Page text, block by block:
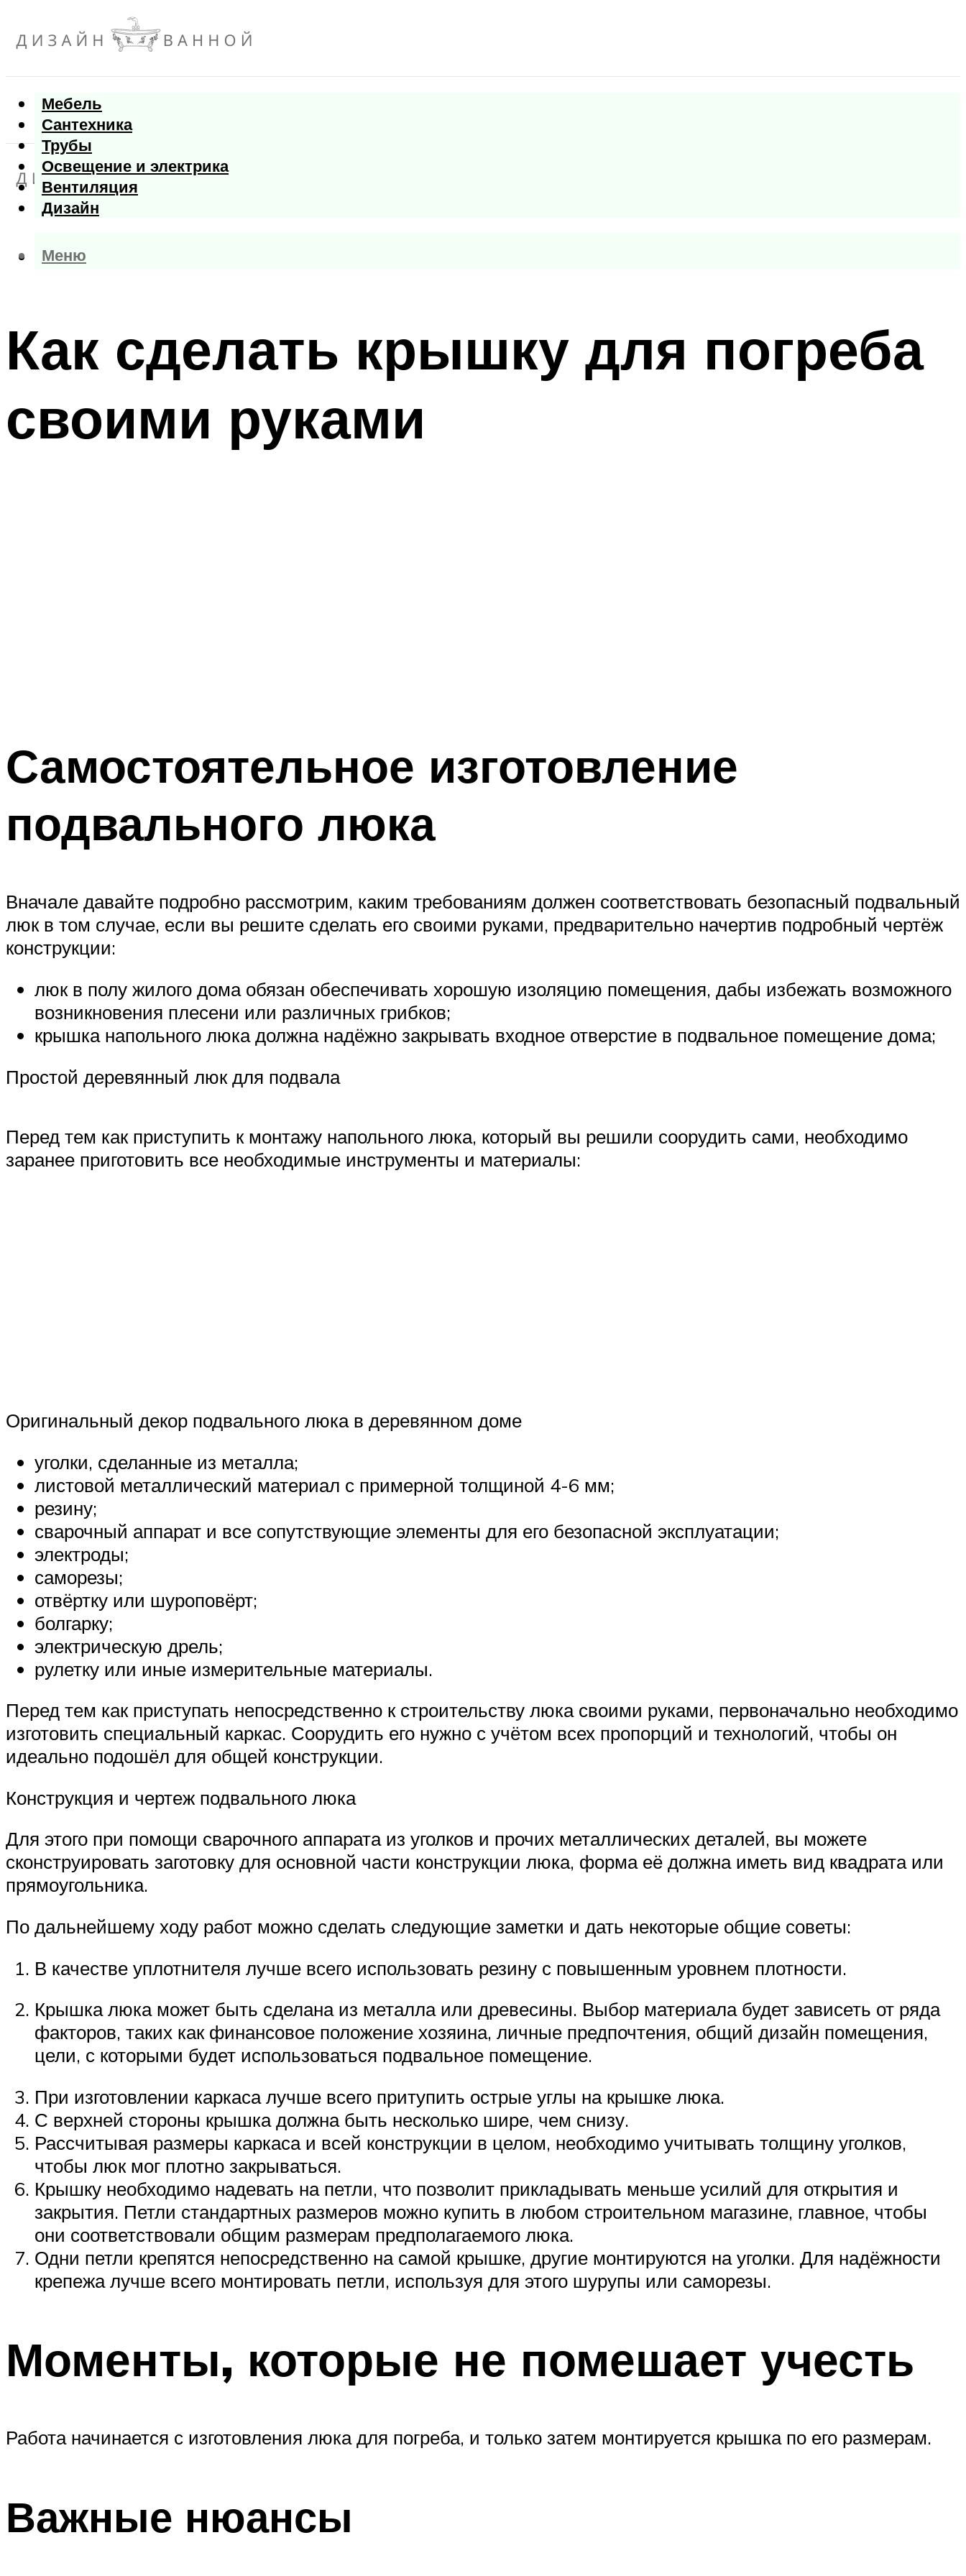
Мебель
Сантехника
Трубы
Освещение и электрика
Вентиляция
Дизайн
Меню
Меню
Как сделать крышку для погреба
своими руками
Самостоятельное изготовление
подвального люка
Вначале давайте подробно рассмотрим, каким требованиям должен соответствовать безопасный подвальный
люк в том случае, если вы решите сделать его своими руками, предварительно начертив подробный чертёж
конструкции:
люк в полу жилого дома обязан обеспечивать хорошую изоляцию помещения, дабы избежать возможного
возникновения плесени или различных грибков;
крышка напольного люка должна надёжно закрывать входное отверстие в подвальное помещение дома;
Простой деревянный люк для подвала
Перед тем как приступить к монтажу напольного люка, который вы решили соорудить сами, необходимо
заранее приготовить все необходимые инструменты и материалы:
Оригинальный декор подвального люка в деревянном доме
уголки, сделанные из металла;
листовой металлический материал с примерной толщиной 4-6 мм;
резину;
сварочный аппарат и все сопутствующие элементы для его безопасной эксплуатации;
электроды;
саморезы;
отвёртку или шуроповёрт;
болгарку;
электрическую дрель;
рулетку или иные измерительные материалы.
Перед тем как приступать непосредственно к строительству люка своими руками, первоначально необходимо
изготовить специальный каркас. Соорудить его нужно с учётом всех пропорций и технологий, чтобы он
идеально подошёл для общей конструкции.
Конструкция и чертеж подвального люка
Для этого при помощи сварочного аппарата из уголков и прочих металлических деталей, вы можете
сконструировать заготовку для основной части конструкции люка, форма её должна иметь вид квадрата или
прямоугольника.
По дальнейшему ходу работ можно сделать следующие заметки и дать некоторые общие советы:
В качестве уплотнителя лучше всего использовать резину с повышенным уровнем плотности.
Крышка люка может быть сделана из металла или древесины. Выбор материала будет зависеть от ряда
факторов, таких как финансовое положение хозяина, личные предпочтения, общий дизайн помещения,
цели, с которыми будет использоваться подвальное помещение.
При изготовлении каркаса лучше всего притупить острые углы на крышке люка.
С верхней стороны крышка должна быть несколько шире, чем снизу.
Рассчитывая размеры каркаса и всей конструкции в целом, необходимо учитывать толщину уголков,
чтобы люк мог плотно закрываться.
Крышку необходимо надевать на петли, что позволит прикладывать меньше усилий для открытия и
закрытия. Петли стандартных размеров можно купить в любом строительном магазине, главное, чтобы
они соответствовали общим размерам предполагаемого люка.
Одни петли крепятся непосредственно на самой крышке, другие монтируются на уголки. Для надёжности
крепежа лучше всего монтировать петли, используя для этого шурупы или саморезы.
Моменты, которые не помешает учесть
Работа начинается с изготовления люка для погреба, и только затем монтируется крышка по его размерам.
Важные нюансы